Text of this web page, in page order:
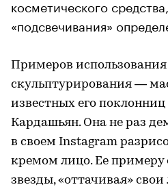
косметического
«подсвечивания»
Примеров использования
скульптурирования —
известных его
Кардашьян. Она не раз
в своем Instagram
кремом лицо. Ее примеру
звезды, «оттачивая»